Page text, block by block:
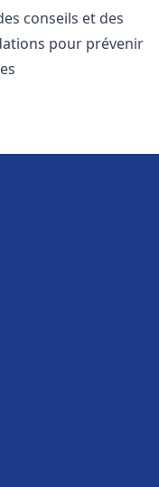
conseils et des
pour prévenir